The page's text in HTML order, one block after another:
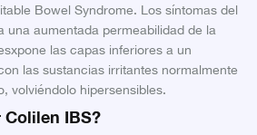
Bowel Syndrome. Los síntomas del
una aumentada permeabilidad de la
las capas inferiores a un
las sustancias irritantes normalmente
volviéndolo hipersensibles.
IBS?